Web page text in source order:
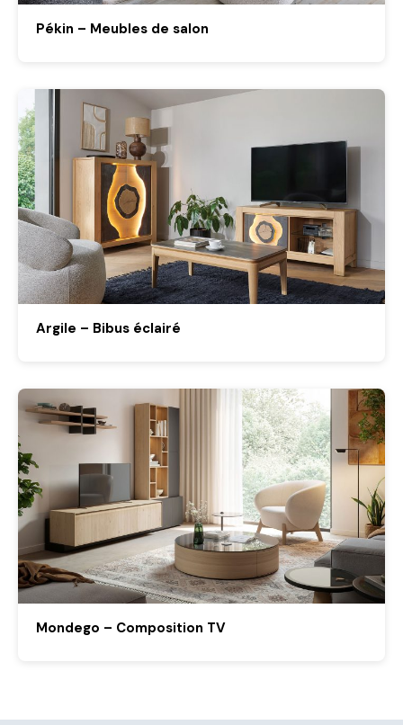
Pékin – Meubles de salon
Argile – Bibus éclairé
Mondego – Composition TV